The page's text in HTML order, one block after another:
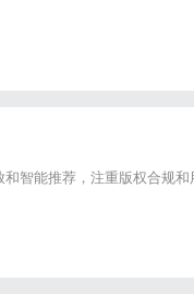
智能推荐，注重版权合规和